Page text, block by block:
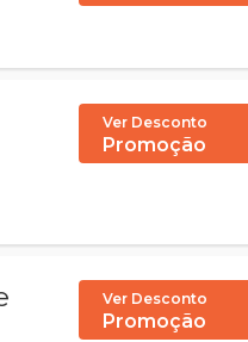
Ver Desconto
Promoção
Ver Desconto
Promoção